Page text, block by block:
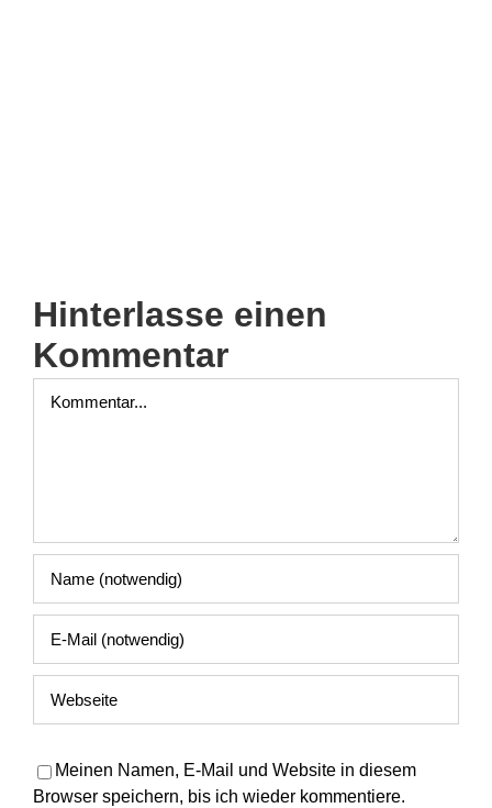
Hinterlasse einen
Kommentar
Meinen Namen, E-Mail und Website in diesem
Browser speichern, bis ich wieder kommentiere.